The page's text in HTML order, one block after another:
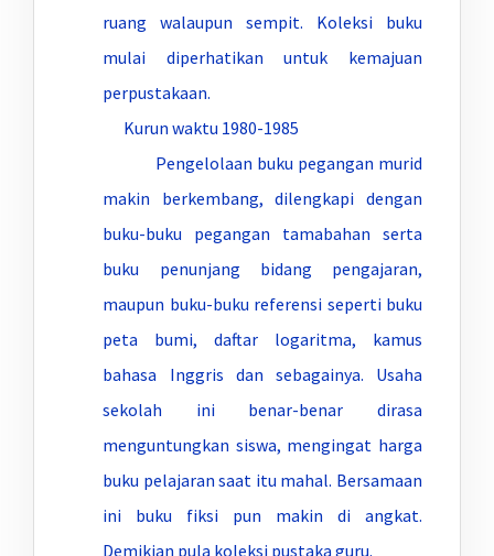
ruang walaupun sempit. Koleksi buku
mulai diperhatikan untuk kemajuan
perpustakaan.
Kurun waktu 1980-1985
Pengelolaan buku pegangan murid
makin berkembang, dilengkapi dengan
buku-buku pegangan tamabahan serta
buku penunjang bidang pengajaran,
maupun buku-buku referensi seperti buku
peta bumi, daftar logaritma, kamus
bahasa Inggris dan sebagainya. Usaha
sekolah ini benar-benar dirasa
menguntungkan siswa, mengingat harga
buku pelajaran saat itu mahal. Bersamaan
ini buku fiksi pun makin di angkat.
Demikian pula koleksi pustaka guru.